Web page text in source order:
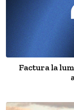
Factura la